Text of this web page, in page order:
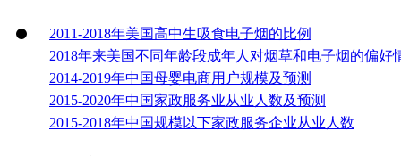
2011-2018年美国高中生吸食电子烟的比例
2018年来美国不同年龄段成年人对烟草和电子烟的偏好
2014-2019年中国母婴电商用户规模及预测
2015-2020年中国家政服务业从业人数及预测
2015-2018年中国规模以下家政服务企业从业人数